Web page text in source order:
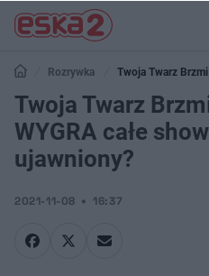
Rozrywka
Twoja Twarz Brzmi
Zwycięzca ujawniony?
Twoja Twarz
WYGRA całe
ujawniony?
2021-11-08 16:37